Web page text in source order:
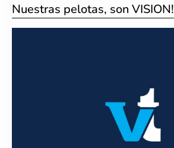
Nuestras pelotas, son VISION!